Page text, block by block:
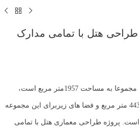
طراحی هتل با تمامی مدارک
که مجموعا به مساحت 1957متر مربع است،
طراحی داخلی آن به مساحت 443 متر مربع و فضا های زیربرای این مجموعه
است. پروژه طراحی معماری هتل با تمامی